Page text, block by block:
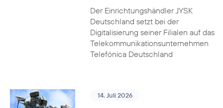
Der Einrichtungshändler JYSK
Deutschland setzt bei der
Digitalisierung seiner Filialen auf das
Telekommunikationsunternehmen
Telefónica Deutschland
14. Juli 2026